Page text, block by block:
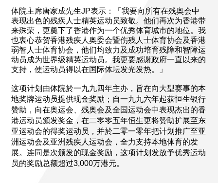
体院主席唐家成先生JP表示：「我要向所有在残奥会中
表现出色的残疾人士精英运动员致敬。他们再次为香港带
来殊荣，更奠下了香港作为一个优秀体育城市的地位。我
也衷心恭贺香港残疾人奥委会暨伤残人士体育协会及香港
弱智人士体育协会，他们均致力及成功培育残障和智障运
动员成为世界级精英运动员。我更要感谢政府一直以来的
支持，使运动员得以在国际体坛发光发热。」
这项计划由体院於一九九四年主办，旨在向大型赛事的本
地奖牌运动员提供现金奖励；自一九九六年起获恒生银行
赞助，向在奥运会、残奥会及全国运动会中表现杰出的香
港运动员颁发奖金，在二零零五年恒生更将赞助扩展至东
亚运动会的得奖运动员，并於二零一零年把计划推广至亚
洲运动会及亚洲残疾人运动会，全力支持本地体育的发
展。连同是次颁发的现金奖励，这项计划发放予优秀运动
员的奖励总额超过3,000万港元。